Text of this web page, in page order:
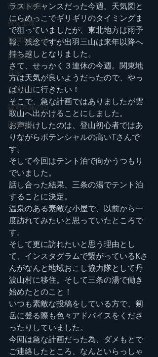
富士山近辺
秩父山塊
新潟近辺の山
群馬の山
丹沢
茨城の山
静岡方面の山
四国の山
ラストチャンスだった今週。天気図と
にらめっこでギリギリのタイミングま
で狙っていましたが、東北地方は雨予
報。残念ですが出羽三山は来年以降へ
持ち越しとなりました。
さて、せっかく３連休の今週。関東地
方は天気が良いようだったので、やっ
ぱり山に行きたい！
そこで、急な計画ではありましたが雲
取山へ出かけることにしました。
お声掛けしたのは、登山初心者ではあ
りながらポテンシャルの高いTさんで
す。
そして今回はテント泊で向かうつもり
でいました。
話し合った結果、三条の湯でテント泊
することに決定。
温泉のある素敵な小屋で、以前から一
度訪れてみたいと思っていたところで
す。
そして更に訪れたいと思う理由とし
て、インスタグラムで繋がっているKさ
んがなんと地域おこし協力隊として丹
波山村に移住。そして三条の湯で働き
始めたとのこと！
いつも素敵な投稿をしている方で、剱
岳に登る際も色々アドバイスをくださ
ったりしていました。
今回は急な計画だった為、ダメもとで
ご連絡したところ、なんといらっしゃ